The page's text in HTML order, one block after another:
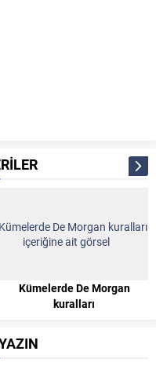
Kümelerde De Morgan
kuralları